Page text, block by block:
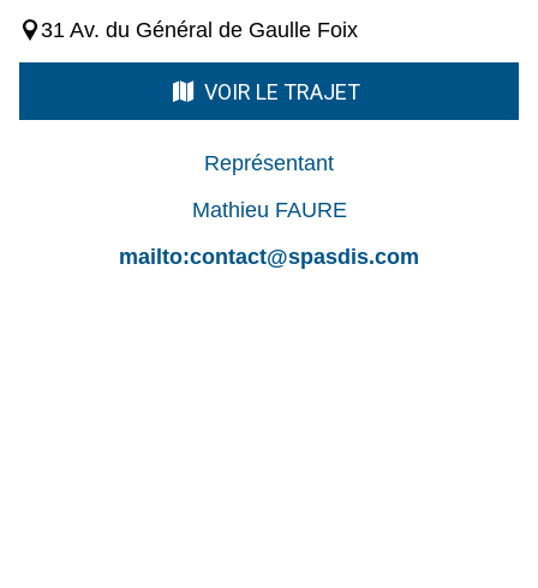
31 Av. du Général de Gaulle Foix
VOIR LE TRAJET
Représentant
Mathieu FAURE
mailto:contact@spasdis.com